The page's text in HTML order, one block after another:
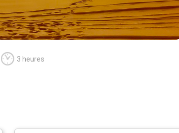
3 heures